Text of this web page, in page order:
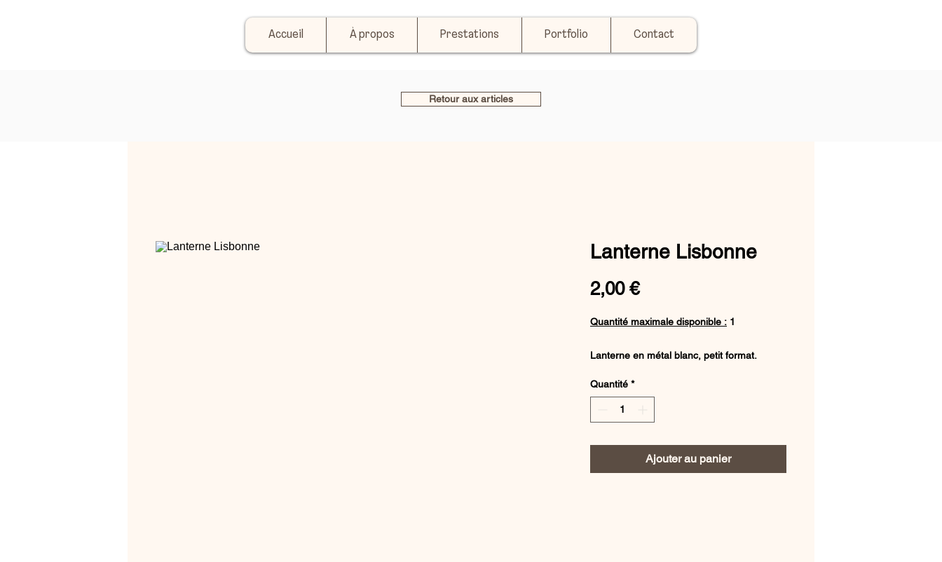
Accueil À propos Prestations Portfolio Contact
Retour aux articles
Lanterne Lisbonne
2,00 €Prix
Quantité maximale disponible : 1
Lanterne en métal blanc, petit format.
Fournis sans bougie.
Quantité *
Ajouter au panier